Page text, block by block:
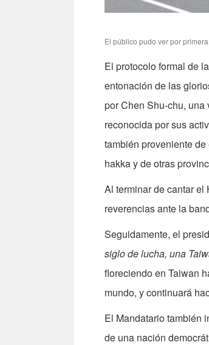
El público pudo ver por
El protocolo formal de
entonación de las
por Chen Shu-chu,
reconocida por sus
también proveniente
hakka y de otras
Al terminar de cantar
reverencias ante la
Seguidamente, el
siglo de lucha, una
floreciendo en Taiwan
mundo, y continuará
El Mandatario también
de una nación